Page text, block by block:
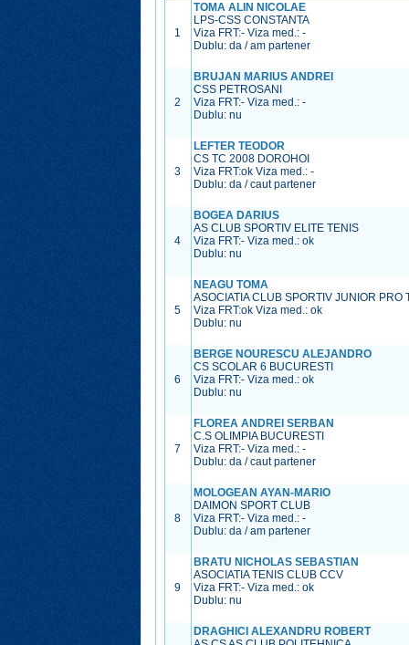
1
TOMA ALIN NICOLAE
LPS-CSS CONSTANTA
Viza FRT:- Viza med.:-
Dublu: da / am partener
2
BRUJAN MARIUS ANDREI
CSS PETROSANI
Viza FRT:- Viza med.:-
Dublu: nu
3
LEFTER TEODOR
CS TC 2008 DOROHOI
Viza FRT:ok Viza med.:-
Dublu: da / caut partener
4
BOGEA DARIUS
AS CLUB SPORTIV ELITE TENIS
Viza FRT:- Viza med.:ok
Dublu: nu
5
NEAGU TOMA
ASOCIATIA CLUB SPORTIV JUNIOR PRO
Viza FRT:ok Viza med.:ok
Dublu: nu
6
BERGE NOURESCU ALEJANDRO
CS SCOLAR 6 BUCURESTI
Viza FRT:- Viza med.:ok
Dublu: nu
7
FLOREA ANDREI SERBAN
C.S OLIMPIA BUCURESTI
Viza FRT:- Viza med.:-
Dublu: da / caut partener
8
MOLOGEAN AYAN-MARIO
DAIMON SPORT CLUB
Viza FRT:- Viza med.:-
Dublu: da / am partener
9
BRATU NICHOLAS SEBASTIAN
ASOCIATIA TENIS CLUB CCV
Viza FRT:- Viza med.:ok
Dublu: nu
DRAGHICI ALEXANDRU ROBERT